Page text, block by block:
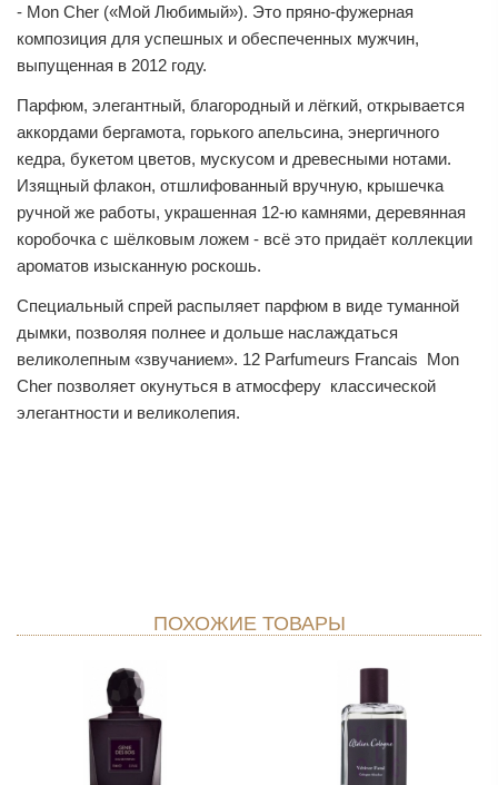
- Mon Cher («Мой Любимый»). Это пряно-фужерная
композиция для успешных и обеспеченных мужчин,
выпущенная в 2012 году.
Парфюм, элегантный, благородный и лёгкий, открывается
аккордами бергамота, горького апельсина, энергичного
кедра, букетом цветов, мускусом и древесными нотами.
Изящный флакон, отшлифованный вручную, крышечка
ручной же работы, украшенная 12-ю камнями, деревянная
коробочка с шёлковым ложем - всё это придаёт коллекции
ароматов изысканную роскошь.
Специальный спрей распыляет парфюм в виде туманной
дымки, позволяя полнее и дольше наслаждаться
великолепным «звучанием». 12 Parfumeurs Francais Mon
Cher позволяет окунуться в атмосферу классической
элегантности и великолепия.
ПОХОЖИЕ ТОВАРЫ